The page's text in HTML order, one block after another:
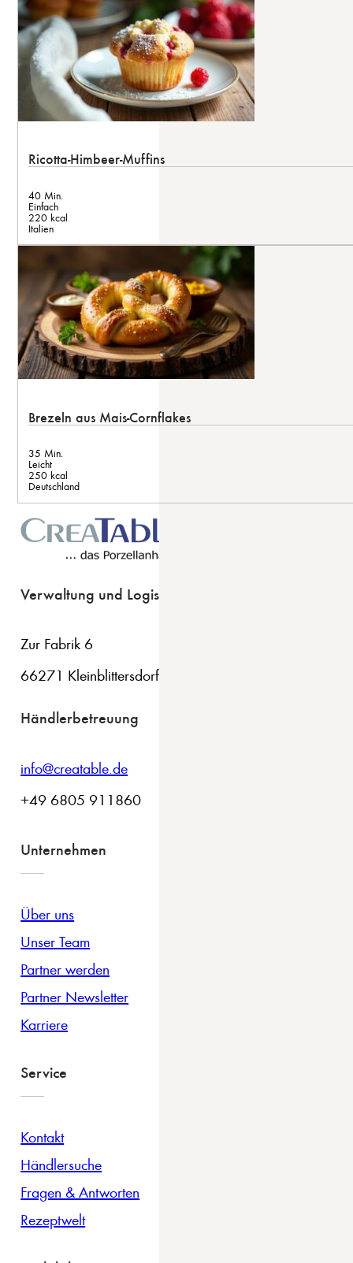
Ricotta-Himbeer-Muffins
40 Min.
Einfach
220 kcal
Italien
Brezeln aus Mais-Cornflakes
35 Min.
Leicht
250 kcal
Deutschland
Verwaltung und Logistik
Zur Fabrik 6
66271 Kleinblittersdorf
Händlerbetreuung
info@creatable.de
+49 6805 911860
Unternehmen
Über uns
Unser Team
Partner werden
Partner Newsletter
Karriere
Service
Kontakt
Händlersuche
Fragen & Antworten
Rezeptwelt